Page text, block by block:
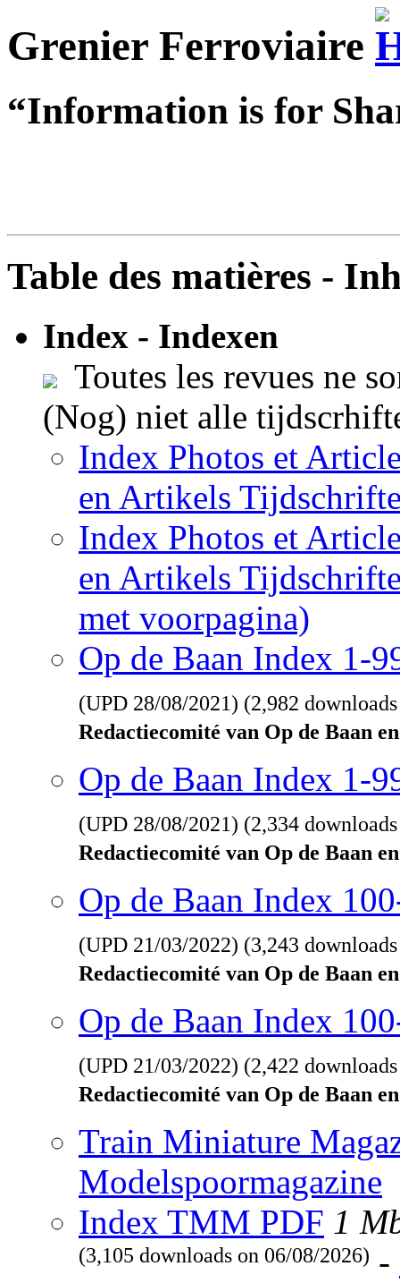
Grenier Ferroviaire
“Information is for
Table des matières -
Index - Indexen
Toutes les revues ne
(Nog) niet alle
Index Photos et
en Artikels
Index Photos et
en Artikels
met voorpagina)
Op de Baan Index 1-
(UPD 28/08/2021) (2,982
Redactiecomité van Op de Baan
Op de Baan Index 1-
(UPD 28/08/2021) (2,334
Redactiecomité van Op de Baan
Op de Baan Index
(UPD 21/03/2022) (3,243
Redactiecomité van Op de Baan
Op de Baan Index
(UPD 21/03/2022) (2,422
Redactiecomité van Op de Baan
Train Miniature
Modelspoormagazine
Index TMM PDF 1
(3,105 downloads on 06/08/2026) -